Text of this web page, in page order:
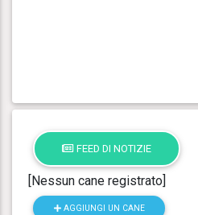
FEED DI NOTIZIE
[Nessun cane registrato]
AGGIUNGI UN CANE